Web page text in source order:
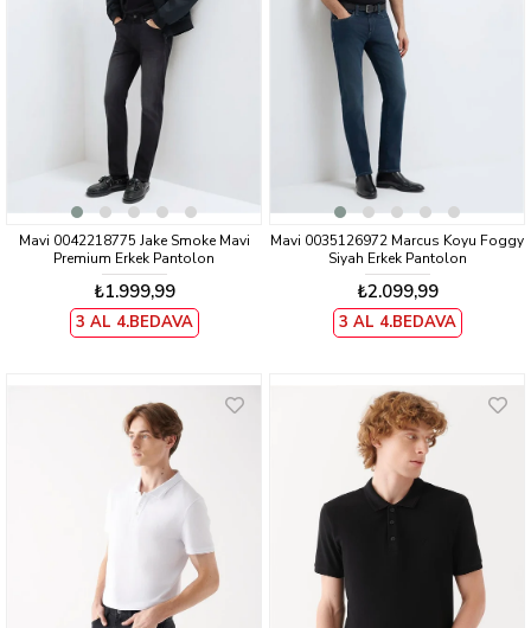
Mavi 0042218775 Jake Smoke Mavi
Premium Erkek Pantolon
₺1.999,99
3 AL 4.BEDAVA
Mavi 0035126972 Marcus Koyu Foggy
Siyah Erkek Pantolon
₺2.099,99
3 AL 4.BEDAVA